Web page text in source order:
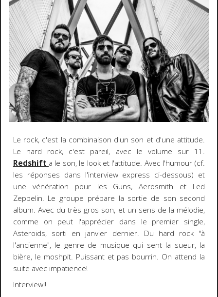
Le rock, c'est la combinaison d'un son et d'une attitude.
Le hard rock, c'est pareil, avec le volume sur 11.
Redshift a le son, le look et l'attitude. Avec l'humour (cf.
les réponses dans l'interview express ci-dessous) et
une vénération pour les Guns, Aerosmith et Led
Zeppelin. Le groupe prépare la sortie de son second
album. Avec du très gros son, et un sens de la mélodie,
comme on peut l'apprécier dans le premier single,
Asteroids, sorti en janvier dernier. Du hard rock "à
l'ancienne", le genre de musique qui sent la sueur, la
bière, le moshpit. Puissant et pas bourrin. On attend la
suite avec impatience!
Interview!!